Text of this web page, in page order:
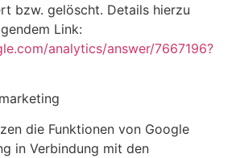
bzw. gelöscht. Details hierzu
Link:
analytics/answer/7667196?
die Funktionen von Google
in Verbindung mit den